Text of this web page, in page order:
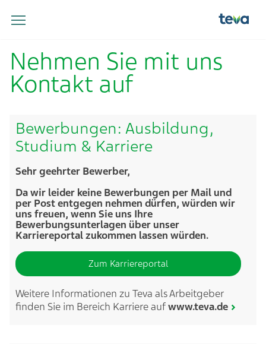
Nehmen Sie mit uns
Kontakt auf
Bewerbungen: Ausbildung,
Studium & Karriere
Sehr geehrter Bewerber,
Da wir leider keine Bewerbungen per Mail und
per Post entgegen nehmen dürfen, würden wir
uns freuen, wenn Sie uns Ihre
Bewerbungsunterlagen über unser
Karriereportal zukommen lassen würden.
Zum Karriereportal
Weitere Informationen zu Teva als Arbeitgeber
finden Sie im Bereich Karriere aufwww.teva.de